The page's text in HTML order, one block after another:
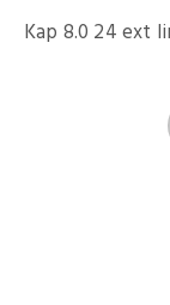
Kap 8.0 24 ext